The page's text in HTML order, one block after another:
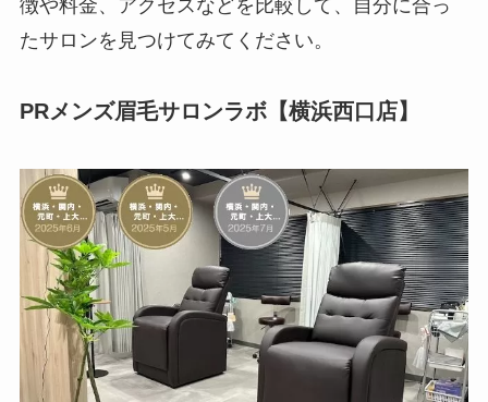
徴や料金、アクセスなどを比較して、自分に合っ
たサロンを見つけてみてください。
PRメンズ眉毛サロンラボ【横浜西口店】